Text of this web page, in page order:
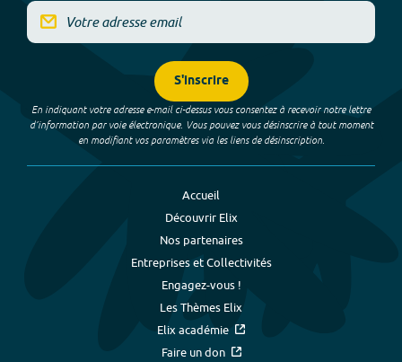
S'inscrire
En indiquant votre adresse e-mail ci-dessus vous consentez à recevoir notre lettre
d’information par voie électronique. Vous pouvez vous désinscrire à tout moment
en modifiant vos paramètres via les liens de désinscription.
Accueil
Découvrir Elix
Nos partenaires
Entreprises et Collectivités
Engagez-vous !
Les Thèmes Elix
Elix académie
Faire un don